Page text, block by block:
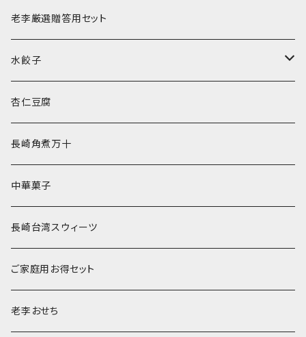
老李厳選贈答用セット
水餃子
水餃子２種セット
杏仁豆腐
長崎角煮万十
中華菓子
長崎台湾スウィーツ
ご家庭用お得セット
老李おせち